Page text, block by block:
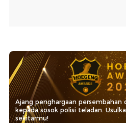
Ajang penghargaan persembahan
kepada sosok polisi teladan.
sekitarmu!